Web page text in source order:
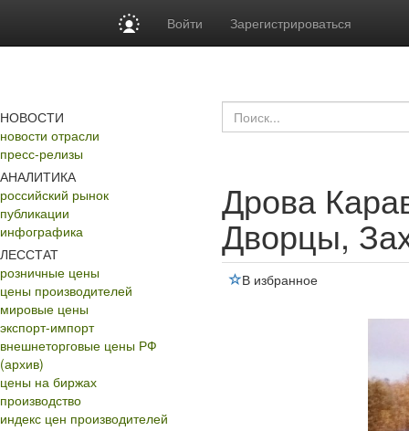
Войти Зарегистрироваться
НОВОСТИ
новости отрасли
пресс-релизы
АНАЛИТИКА
российский рынок
публикации
инфографика
ЛЕССТАТ
розничные цены
цены производителей
мировые цены
экспорт-импорт
внешнеторговые цены РФ
(архив)
цены на биржах
производство
индекс цен производителей
Дрова
Дворцы,
В избранное